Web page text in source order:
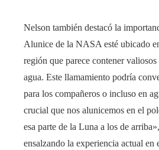
Nelson también destacó la
Alunice de la NASA esté ubicado
región que parece contener
agua. Este llamamiento podría
para los compañeros o incluso en
crucial que nos alunicemos en el
esa parte de la Luna a los de
ensalzando la experiencia actual en